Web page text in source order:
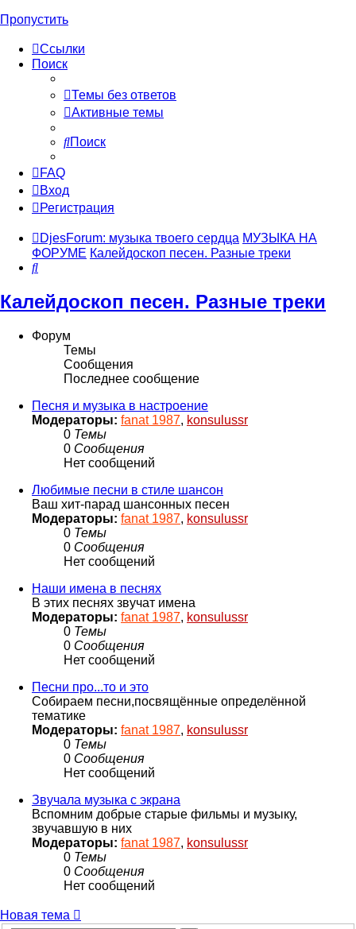
Пропустить
Ссылки
Поиск
Темы без ответов
Активные темы
Поиск
FAQ
Вход
Регистрация
DjesForum: музыка твоего сердца МУЗЫКА НА
ФОРУМЕ Калейдоскоп песен. Разные треки
Поиск
Калейдоскоп песен. Разные треки
Форум
Темы
Сообщения
Последнее сообщение
Песня и музыка в настроение
Модераторы: fanat 1987, konsulussr
0 Темы
0 Сообщения
Нет сообщений
Любимые песни в стиле шансон
Ваш хит-парад шансонных песен
Модераторы: fanat 1987, konsulussr
0 Темы
0 Сообщения
Нет сообщений
Наши имена в песнях
В этих песнях звучат имена
Модераторы: fanat 1987, konsulussr
0 Темы
0 Сообщения
Нет сообщений
Песни про...то и это
Собираем песни,посвящённые определённой
тематике
Модераторы: fanat 1987, konsulussr
0 Темы
0 Сообщения
Нет сообщений
Звучала музыка с экрана
Вспомним добрые старые фильмы и музыку,
звучавшую в них
Модераторы: fanat 1987, konsulussr
0 Темы
0 Сообщения
Нет сообщений
Новая тема